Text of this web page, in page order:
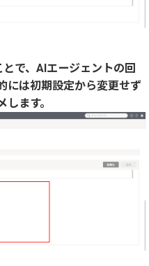
で、AIエージェントの回
には初期設定から変更せず
ます。